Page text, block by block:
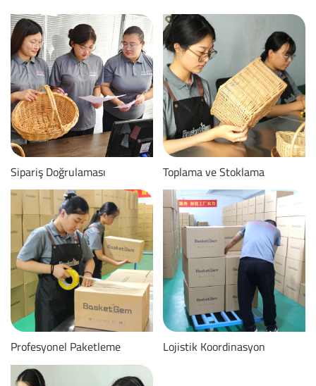
Sipariş Doğrulaması Toplama ve Stoklama
Profesyonel Paketleme Lojistik Koordinasyon